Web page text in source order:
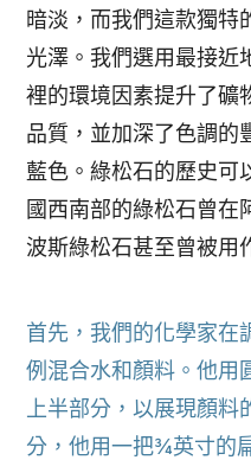
暗淡，而我們這款獨特
光澤。我們選用最接近
裡的環境因素提升了礦
品質，並加深了色調的
藍色。綠松石的歷史可
國西南部的綠松石曾在
波斯綠松石甚至曾被用
首先，我們的化學家在
例混合水和顏料。他用
上半部分，以展現顏
分，他用一把¾英寸的